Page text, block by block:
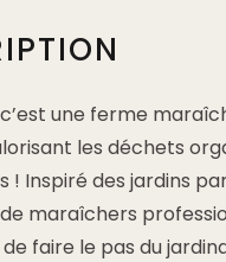
c’est une ferme
les déchets
! Inspiré des jardins
maraîchers
faire le pas du